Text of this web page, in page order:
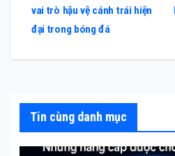
hướng
bài
vai trò hậu vệ cánh trái hiện
đại trong bóng đá
Tin cùng danh mục